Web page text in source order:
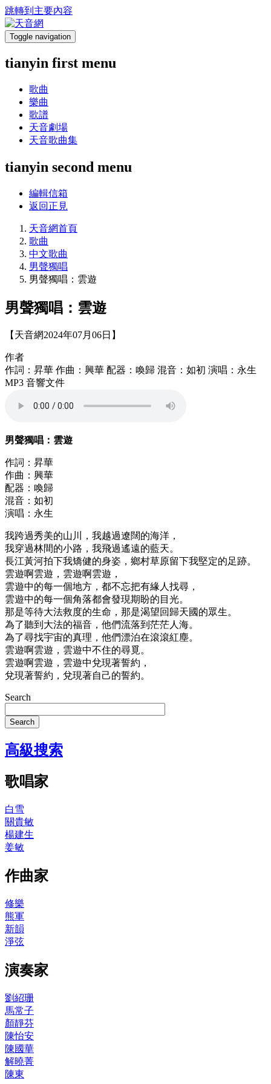
跳轉到主要內容
Toggle navigation
tianyin first menu
歌曲
樂曲
歌譜
天音劇場
天音歌曲集
tianyin second menu
編輯信箱
返回正見
天音網首頁
歌曲
中文歌曲
男聲獨唱
男聲獨唱：雲遊
男聲獨唱：雲遊
【天音網2024年07月06日】
作者
作詞：昇華 作曲：興華 配器：喚歸 混音：如初 演唱：永生
MP3 音響文件
男聲獨唱：雲遊
作詞：昇華
作曲：興華
配器：喚歸
混音：如初
演唱：永生
我跨過秀美的山川，我越過遼闊的海洋，
我穿過林間的小路，我飛過遙遠的藍天。
長江黃河拍下我矯健的身姿，鄉村草原留下我堅定的足跡。
雲遊啊雲遊，雲遊啊雲遊，
雲遊中的每一個地方，都不忘把有緣人找尋，
雲遊中的每一個角落都會發現期盼的目光。
那是等待大法救度的生命，那是渴望回歸天國的眾生。
為了聽到大法的福音，他們流落到茫茫人海。
為了尋找宇宙的真理，他們漂泊在滾滾紅塵。
雲遊啊雲遊，雲遊中不住的尋覓。
雲遊啊雲遊，雲遊中兌現著誓約，
兌現著誓約，兌現著自己的誓約。
Search
Search
高級搜索
歌唱家
白雪
關貴敏
楊建生
姜敏
作曲家
修樂
熊軍
新韻
淨弦
演奏家
劉紹珊
馬常子
顏靜芬
陳怡安
陳國華
解曉菁
陳東